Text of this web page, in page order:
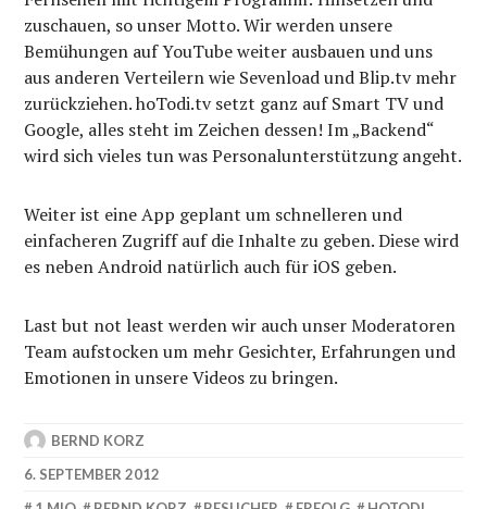
zuschauen, so unser Motto. Wir werden unsere
Bemühungen auf YouTube weiter ausbauen und uns
aus anderen Verteilern wie Sevenload und Blip.tv mehr
zurückziehen. hoTodi.tv setzt ganz auf Smart TV und
Google, alles steht im Zeichen dessen! Im „Backend“
wird sich vieles tun was Personalunterstützung angeht.
Weiter ist eine App geplant um schnelleren und
einfacheren Zugriff auf die Inhalte zu geben. Diese wird
es neben Android natürlich auch für iOS geben.
Last but not least werden wir auch unser Moderatoren
Team aufstocken um mehr Gesichter, Erfahrungen und
Emotionen in unsere Videos zu bringen.
BERND KORZ
6. SEPTEMBER 2012